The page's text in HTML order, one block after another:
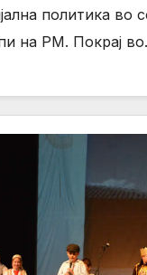
политика во
на РМ. Покрај